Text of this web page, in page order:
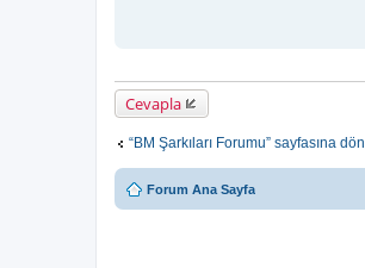
Cevapla
“BM Şarkıları Forumu” sayfasına dön
Forum Ana Sayfa